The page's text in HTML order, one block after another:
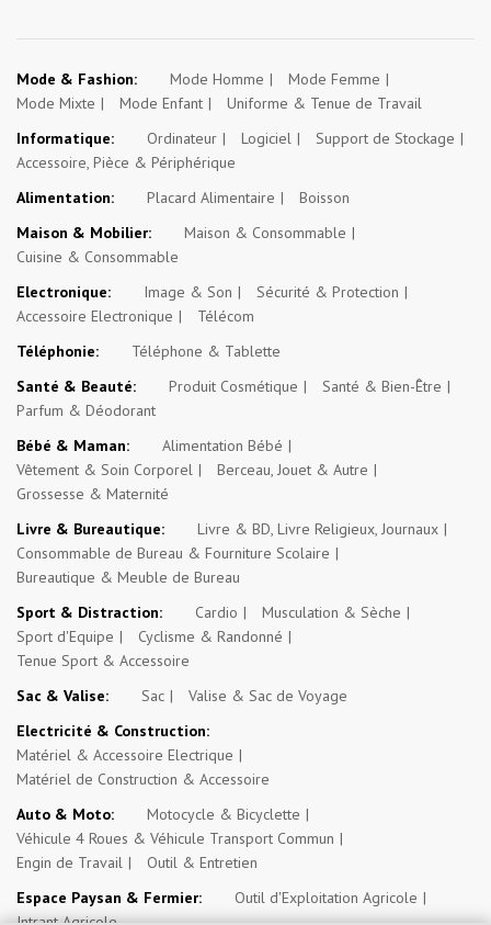
Mode & Fashion: Mode Homme
Mode Femme
Mode Mixte
Mode Enfant
Uniforme & Tenue de Travail
Informatique:
Ordinateur Logiciel
Support de Stockage
Accessoire, Pièce & Périphérique
Alimentation:
Placard Alimentaire
Boisson
Maison & Mobilier:
Maison & Consommable
Cuisine & Consommable
Electronique:
Image & Son
Sécurité & Protection
Accessoire Electronique
Télécom
Téléphonie:
Téléphone & Tablette
Santé & Beauté:
Produit Cosmétique
Santé & Bien-Être
Parfum & Déodorant
Bébé & Maman:
Alimentation Bébé
Vêtement & Soin Corporel
Berceau, Jouet & Autre
Grossesse & Maternité
Livre & Bureautique:
Livre & BD, Livre Religieux, Journaux
Consommable de Bureau & Fourniture Scolaire
Bureautique & Meuble de Bureau
Sport & Distraction:
Cardio
Musculation & Sèche
Sport d'Equipe
Cyclisme & Randonné
Tenue Sport & Accessoire
Sac & Valise:
Sac
Valise & Sac de Voyage
Electricité & Construction:
Matériel & Accessoire Electrique
Matériel de Construction & Accessoire
Auto & Moto:
Motocycle & Bicyclette
Véhicule 4 Roues & Véhicule Transport Commun
Engin de Travail
Outil & Entretien
Espace Paysan & Fermier:
Outil d'Exploitation Agricole